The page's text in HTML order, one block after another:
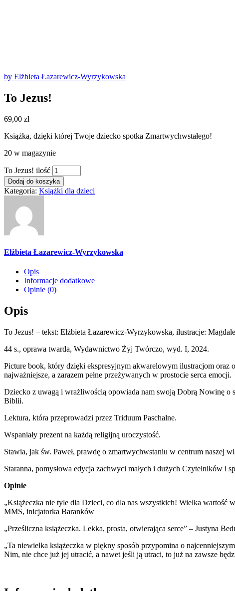
by Elżbieta Łazarewicz-Wyrzykowska
To Jezus!
69,00 zł
Książka, dzięki której Twoje dziecko spotka Zmartwychwstałego!
20 w magazynie
To Jezus! ilość
Dodaj do koszyka
Kategoria: Książki dla dzieci
Elżbieta Łazarewicz-Wyrzykowska
Opis
Informacje dodatkowe
Opinie (0)
Opis
To Jezus! – tekst: Elżbieta Łazarewicz-Wyrzykowska, ilustracje:
44 s., oprawa twarda, Wydawnictwo Żyj Twórczo, wyd. I, 2024.
Picture book, który dzięki ekspresyjnym akwarelowym ilustracjom oraz
najważniejsze, a zarazem pełne przeżywanych w prostocie serca emocji.
Dziecko z uwagą i wrażliwością opowiada nam swoją Dobrą Nowinę o
Biblii.
Lektura, która przeprowadzi przez Triduum Paschalne.
Wspaniały prezent na każdą religijną uroczystość.
Stawia, jak św. Paweł, prawdę o zmartwychwstaniu w centrum naszej
Staranna, pomysłowa edycja zachwyci małych i dużych Czytelników i
Opinie
„Książeczka nie tyle dla Dzieci, co dla nas wszystkich! Wielka wartość
MMS, inicjatorka Baranków
„Prześliczna książeczka. Lekka, prosta, otwierająca serce” – Justyna
„Ta niewielka książeczka w piękny sposób przypomina o
Nim, nie chce już jej utracić, a nawet jeśli ją utraci, to już na zawsze